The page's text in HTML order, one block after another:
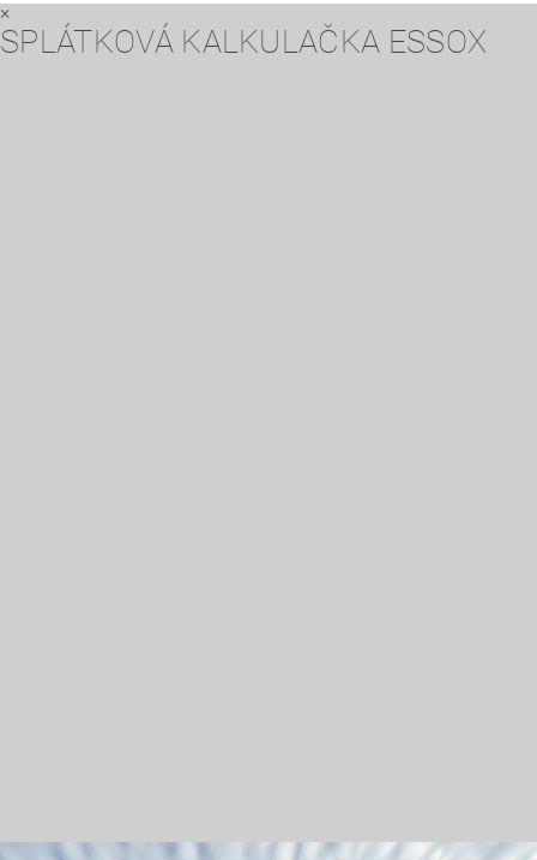
×
SPLÁTKOVÁ KALKULAČKA ESSOX